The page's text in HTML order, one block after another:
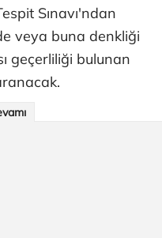
Sınavı'ndan
veya buna denkliği
geçerliliği bulunan